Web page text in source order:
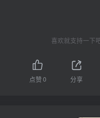
喜欢就支持一下
点赞0 分享